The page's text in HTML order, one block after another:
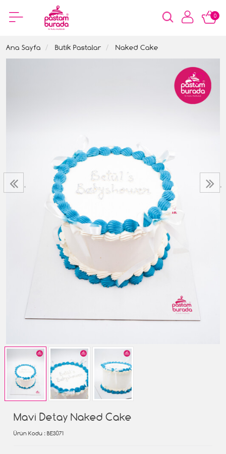
0
Ana Sayfa Butik Pastalar Naked Cake
‹ ›
Mavi Detay Naked Cake
Ürün Kodu : BE3071